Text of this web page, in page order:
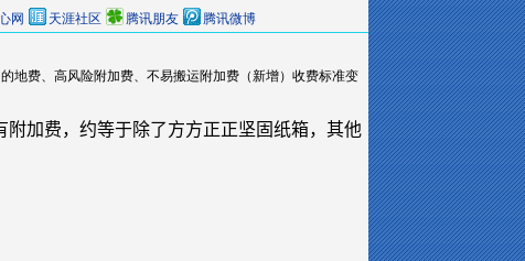
网 天涯社区 腾讯朋友 腾讯微博
地费、高风险附加费、不易搬运附加费（新增）收费标准变
加费，约等于除了方方正正坚固纸箱，其他